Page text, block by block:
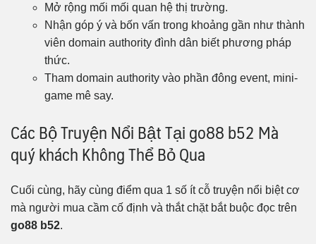
Mở rộng mối mối quan hệ thị trường.
Nhận góp ý và bốn vấn trong khoảng gần như thành
viên domain authority đình dân biết phương pháp
thức.
Tham domain authority vào phần đông event, mini-
game mê say.
Các Bộ Truyện Nổi Bật Tại go88 b52 Mà
quý khách Không Thể Bỏ Qua
Cuối cùng, hãy cùng điểm qua 1 số ít cỗ truyện nổi biệt cơ
mà người mua cầm cố định và thắt chặt bắt buộc đọc trên
go88 b52.